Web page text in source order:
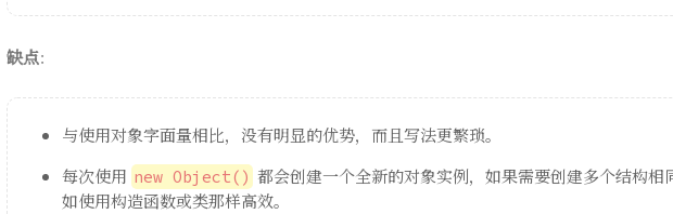
缺点：
与使用对象字面量相比，没有明显的优势，而且写法更繁琐。
每次使用 new Object() 都会创建一个全新的对象实例，如果需要创建多个结构相
如使用构造函数或类那样高效。